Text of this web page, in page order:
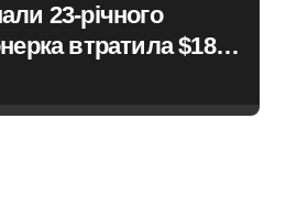
23-річного
втратила $18
полковника